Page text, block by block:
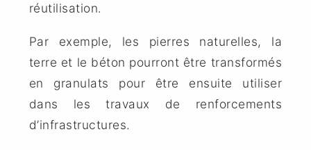
réutilisation.
Par exemple, les pierres naturelles, la
terre et le béton pourront être transformés
en granulats pour être ensuite utiliser
dans les travaux de renforcements
d’infrastructures.